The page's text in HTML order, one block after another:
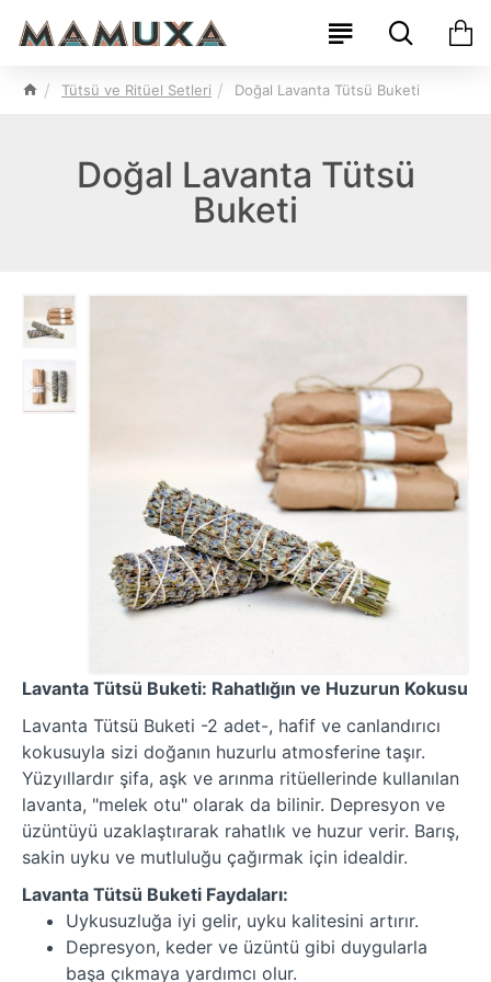
Tütsü ve Ritüel Setleri Doğal Lavanta Tütsü Buketi
Doğal Lavanta Tütsü
Buketi
Lavanta Tütsü Buketi: Rahatlığın ve Huzurun Kokusu
Lavanta Tütsü Buketi -2 adet-, hafif ve canlandırıcı
kokusuyla sizi doğanın huzurlu atmosferine taşır.
Yüzyıllardır şifa, aşk ve arınma ritüellerinde kullanılan
lavanta, "melek otu" olarak da bilinir. Depresyon ve
üzüntüyü uzaklaştırarak rahatlık ve huzur verir. Barış,
sakin uyku ve mutluluğu çağırmak için idealdir.
Lavanta Tütsü Buketi Faydaları:
Uykusuzluğa iyi gelir, uyku kalitesini artırır.
Depresyon, keder ve üzüntü gibi duygularla
başa çıkmaya yardımcı olur.